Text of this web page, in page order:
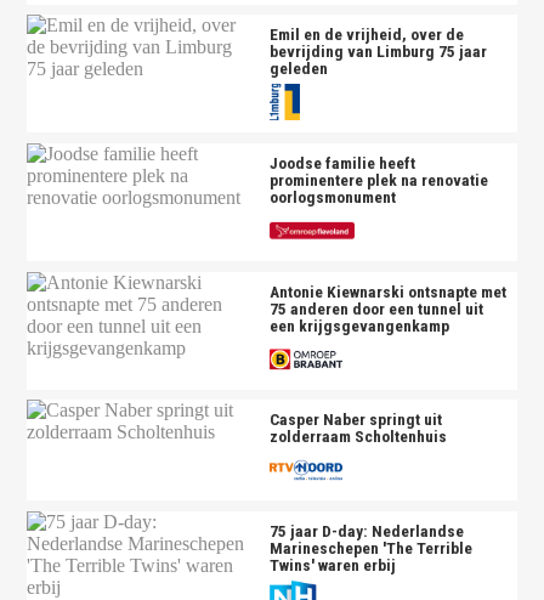
Emil en de vrijheid, over de
bevrijding van Limburg 75 jaar
geleden
Joodse familie heeft
prominentere plek na renovatie
oorlogsmonument
Antonie Kiewnarski ontsnapte met
75 anderen door een tunnel uit
een krijgsgevangenkamp
Casper Naber springt uit
zolderraam Scholtenhuis
75 jaar D-day: Nederlandse
Marineschepen 'The Terrible
Twins' waren erbij